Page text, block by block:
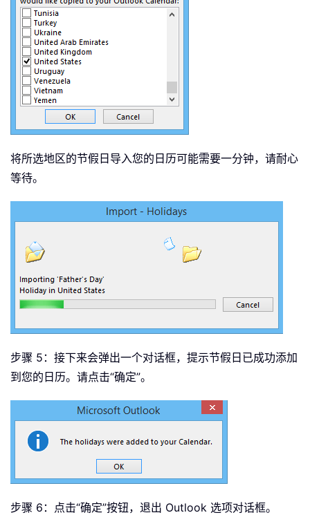
将所选地区的节假日导入您的日历可能需要一分钟，请耐心
等待。
步骤 5：接下来会弹出一个对话框，提示节假日已成功添加
到您的日历。请点击“确定”。
步骤 6：点击“确定”按钮，退出 Outlook 选项对话框。